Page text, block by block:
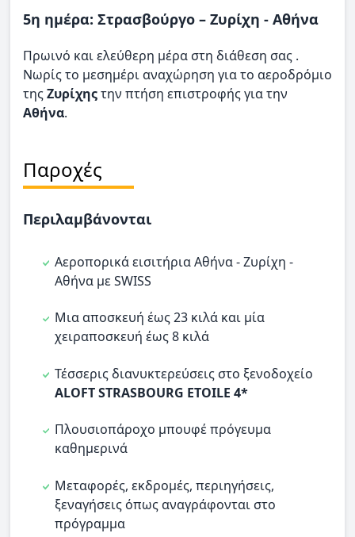
5η ημέρα: Στρασβούργο – Ζυρίχη - Αθήνα
Πρωινό και ελεύθερη μέρα στη διάθεση σας .
Νωρίς το μεσημέρι αναχώρηση για το αεροδρόμιο
τηςΖυρίχηςτην πτήση επιστροφής για την
Αθήνα.
Παροχές
Περιλαμβάνονται
Αεροπορικά εισιτήρια Αθήνα - Ζυρίχη -
Αθήνα με SWISS
Μια αποσκευή έως 23 κιλά και μία
χειραποσκευή έως 8 κιλά
Τέσσερις διανυκτερεύσεις στο ξενοδοχείο
ALOFT STRASBOURG ETOILE 4*
Πλουσιοπάροχο μπουφέ πρόγευμα
καθημερινά
Μεταφορές, εκδρομές, περιηγήσεις,
ξεναγήσεις όπως αναγράφονται στο
πρόγραμμα